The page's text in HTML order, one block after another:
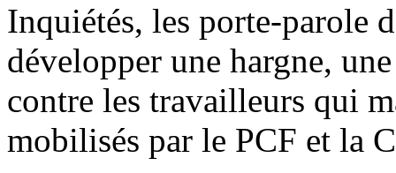
Inquiétés, les porte-parole
développer une hargne,
contre les travailleurs qui
mobilisés par le PCF et la